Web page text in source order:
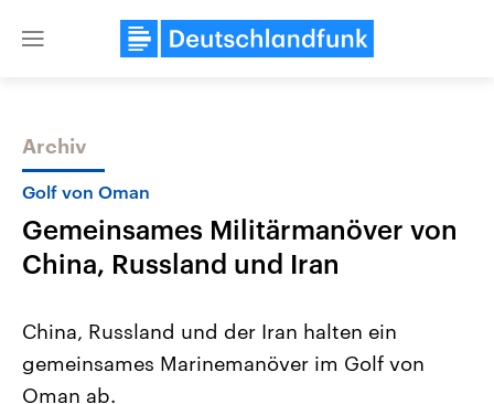
Close
Themen
Landtagswahl Sachsen-Anhalt
Archiv
Golf von Oman
Gemeinsames Militärmanöver von
China, Russland und Iran
China, Russland und der Iran halten ein
gemeinsames Marinemanöver im Golf von
Oman ab.